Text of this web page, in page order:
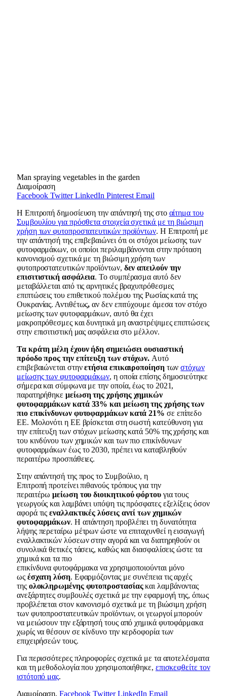
Man spraying vegetables in the garden
Διαμοίραση
Facebook Twitter LinkedIn Pinterest Email
Η Επιτροπή δημοσίευση την απάντησή της στο αίτημα του
Συμβουλίου για πρόσθετα στοιχεία σχετικά με τη βιώσιμη
χρήση των φυτοπροστατευτικών προϊόντων. Η Επιτροπή με
την απάντησή της επιβεβαιώνει ότι οι στόχοι μείωσης των
φυτοφαρμάκων, οι οποίοι περιλαμβάνονται στην πρόταση
κανονισμού σχετικά με τη βιώσιμη χρήση των
φυτοπροστατευτικών προϊόντων, δεν απειλούν την
επισιτιστική ασφάλεια. Το συμπέρασμα αυτό δεν
μεταβάλλεται από τις αρνητικές βραχυπρόθεσμες
επιπτώσεις του επιθετικού πολέμου της Ρωσίας κατά της
Ουκρανίας. Αντιθέτως, αν δεν επιτύχουμε άμεσα τον στόχο
μείωσης των φυτοφαρμάκων, αυτό θα έχει
μακροπρόθεσμες και δυνητικά μη αναστρέψιμες επιπτώσεις
στην επισιτιστική μας ασφάλεια στο μέλλον.
Τα κράτη μέλη έχουν ήδη σημειώσει ουσιαστική
πρόοδο προς την επίτευξη των στόχων. Αυτό
επιβεβαιώνεται στηνετήσια επικαιροποίησητωνστόχων
μείωσης των φυτοφαρμάκων, η οποία επίσης δημοσιεύτηκε
σήμερα και σύμφωνα με την οποία, έως το 2021,
παρατηρήθηκε μείωση της χρήσης χημικών
φυτοφαρμάκων κατά 33% και μείωση της χρήσης των
πιο επικίνδυνων φυτοφαρμάκων κατά 21% σε επίπεδο
ΕΕ. Μολονότι η ΕΕ βρίσκεται στη σωστή κατεύθυνση για
την επίτευξη των στόχων μείωσης κατά 50% της χρήσης και
του κινδύνου των χημικών και των πιο επικίνδυνων
φυτοφαρμάκων έως το 2030, πρέπει να καταβληθούν
περαιτέρω προσπάθειες.
Στην απάντησή της προς το Συμβούλιο, η
Επιτροπή προτείνει πιθανούς τρόπους για την
περαιτέρω μείωση του διοικητικού φόρτουγια τους
γεωργούς και λαμβάνει υπόψη τις πρόσφατες εξελίξεις όσον
αφορά τιςεναλλακτικές λύσεις αντί των χημικών
φυτοφαρμάκων. Η απάντηση προβλέπει τη δυνατότητα
λήψης περεταίρω μέτρων ώστε να επιταχυνθεί η εισαγωγή
εναλλακτικών λύσεων στην αγορά και να διατηρηθούν οι
συνολικά θετικές τάσεις, καθώς και διασφαλίσεις ώστε τα
χημικά και τα πιο
επικίνδυνα φυτοφάρμακα να χρησιμοποιούνται μόνο
ως έσχατη λύση. Εφαρμόζοντας με συνέπεια τις αρχές
της ολοκληρωμένης φυτοπροστασίαςκαι λαμβάνοντας
ανεξάρτητες συμβουλές σχετικά με την εφαρμογή της, όπως
προβλέπεται στον κανονισμό σχετικά με τη βιώσιμη χρήση
των φυτοπροστατευτικών προϊόντων, οι γεωργοί μπορούν
να μειώσουν την εξάρτησή τους από χημικά φυτοφάρμακα
χωρίς να θέσουν σε κίνδυνο την κερδοφορία των
επιχειρήσεών τους.
Για περισσότερες πληροφορίες σχετικά με τα αποτελέσματα
και τη μεθοδολογία που χρησιμοποιήθηκε, επισκεφθείτε τον
ιστότοπό μας.
Διαμοίραση. Facebook Twitter LinkedIn Email